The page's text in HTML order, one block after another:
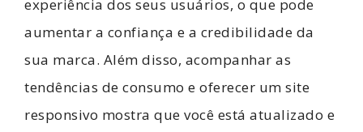
experiência dos seus usuários, o que pode
aumentar a confiança e a credibilidade da
sua marca. Além disso, acompanhar as
tendências de consumo e oferecer um site
responsivo mostra que você está atualizado e